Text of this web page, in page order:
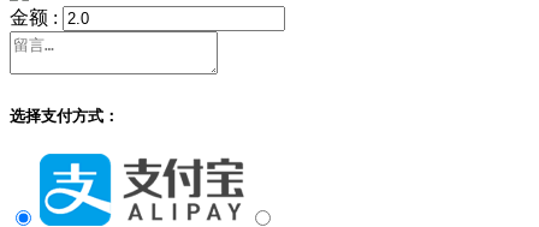
金额 :
选择支付方式：